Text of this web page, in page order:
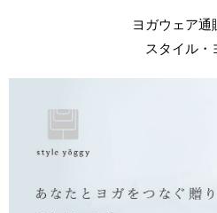
ヨガウェア通
スタイル・